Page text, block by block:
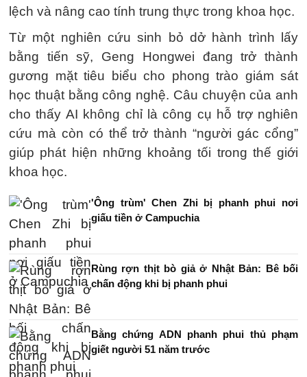
lệch và nâng cao tính trung thực trong khoa học.
Từ một nghiên cứu sinh bỏ dở hành trình lấy
bằng tiến sỹ, Geng Hongwei đang trở thành
gương mặt tiêu biểu cho phong trào giám sát
học thuật bằng công nghệ. Câu chuyện của anh
cho thấy AI không chỉ là công cụ hỗ trợ nghiên
cứu mà còn có thể trở thành “người gác cổng”
giúp phát hiện những khoảng tối trong thế giới
khoa học.
'Ông trùm' Chen Zhi bị phanh phui nơi
giấu tiền ở Campuchia
Rùng rợn thịt bò giả ở Nhật Bản: Bê bối
chấn động khi bị phanh phui
Bằng chứng ADN phanh phui thủ phạm
giết người 51 năm trước